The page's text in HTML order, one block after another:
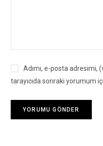
Adımı, e-posta
tarayıcıda sonraki yorumum